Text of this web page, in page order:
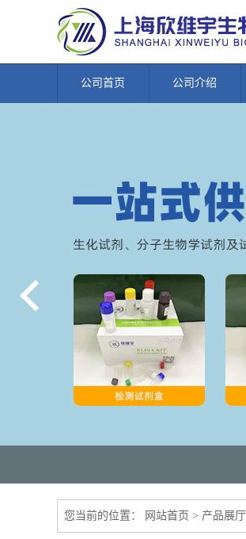
公司首页 公司介绍
您当前的位置： 网站首页 > 产品展厅